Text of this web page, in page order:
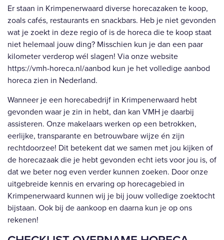
Er staan in Krimpenerwaard diverse horecazaken te koop,
zoals cafés, restaurants en snackbars. Heb je niet gevonden
wat je zoekt in deze regio of is de horeca die te koop staat
niet helemaal jouw ding? Misschien kun je dan een paar
kilometer verderop wél slagen! Via onze website
https://vmh-horeca.nl/aanbod kun je het volledige aanbod
horeca zien in Nederland.
Wanneer je een horecabedrijf in Krimpenerwaard hebt
gevonden waar je zin in hebt, dan kan VMH je daarbij
assisteren. Onze makelaars werken op een betrokken,
eerlijke, transparante en betrouwbare wijze én zijn
rechtdoorzee! Dit betekent dat we samen met jou kijken of
de horecazaak die je hebt gevonden echt iets voor jou is, of
dat we beter nog even verder kunnen zoeken. Door onze
uitgebreide kennis en ervaring op horecagebied in
Krimpenerwaard kunnen wij je bij jouw volledige zoektocht
bijstaan. Ook bij de aankoop en daarna kun je op ons
rekenen!